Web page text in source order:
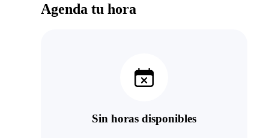
Agenda tu hora
Sin horas disponibles